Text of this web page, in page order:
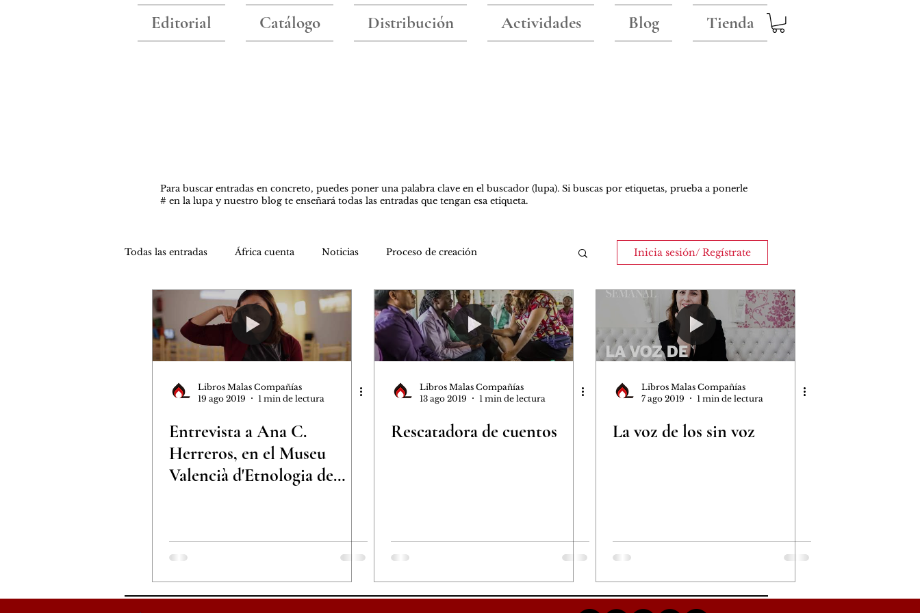
Editorial Catálogo Distribución Actividades Blog Tienda
Para buscar entradas ​en concreto, puedes poner una palabra clave en el buscador (lupa). Si buscas por etiquetas, prueba a ponerle
# en la lupa y nuestro blog te enseñará todas las entradas que tengan esa etiqueta.
Todas las entradas África cuenta Noticias Proceso de creación
Proyectos en África By Ainara Colaboraciones Nuestros libros
Taller de escritura Iniciativas bonitas
Inicia sesión/ Regístrate
Libros Malas Compañías
19 ago 2019
1 min de lectura
Entrevista a Ana C.
Herreros, en el Museu
Valencià d'Etnologia de
Libros Malas Compañías
13 ago 2019
1 min de lectura
Rescatadora de cuentos
Libros Malas Compañías
7 ago 2019
1 min de lectura
La voz de los sin voz